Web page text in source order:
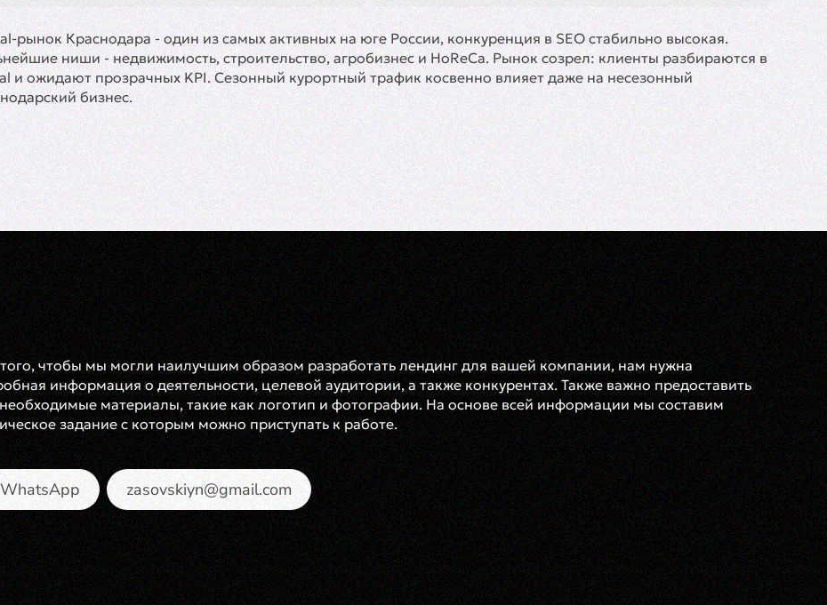
рынок Краснодара - один из самых активных на юге России, конкуренция в SEO стабильно высокая.
ниши - недвижимость, строительство, агробизнес и HoReCa. Рынок созрел: клиенты разбираются в
и ожидают прозрачных KPI. Сезонный курортный трафик косвенно влияет даже на несезонный
бизнес.
чтобы мы могли наилучшим образом разработать лендинг для вашей компании, нам нужна
информация о деятельности, целевой аудитории, а также конкурентах. Также важно предоставить
материалы, такие как логотип и фотографии. На основе всей информации мы составим
задание с которым можно приступать к работе.
WhatsApp zasovskiyn@gmail.com